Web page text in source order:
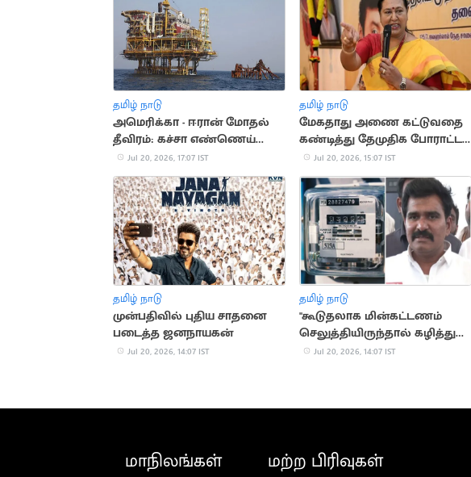
தமிழ் நாடு
அமெரிக்கா - ஈரான் மோதல்
தீவிரம்: கச்சா எண்ணெய்
தட்டுப்பாடு அபாயம்
Jul 20, 2026, 17:07 IST
தமிழ் நாடு
மேகதாது அணை கட்டுவதை
கண்டித்து தேமுதிக போராட்டம்
அறிவிப்பு
Jul 20, 2026, 15:07 IST
தமிழ் நாடு
முன்பதிவில் புதிய சாதனை
படைத்த ஜனநாயகன்
Jul 20, 2026, 14:07 IST
தமிழ் நாடு
"கூடுதலாக மின்கட்டணம்
செலுத்தியிருந்தால் கழித்துக்
கொள்ளப்படும்".. அமைச்சர்
Jul 20, 2026, 14:07 IST
மாநிலங்கள் மற்ற பிரிவுகள்